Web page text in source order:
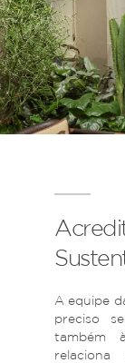
A equipe
preciso
também